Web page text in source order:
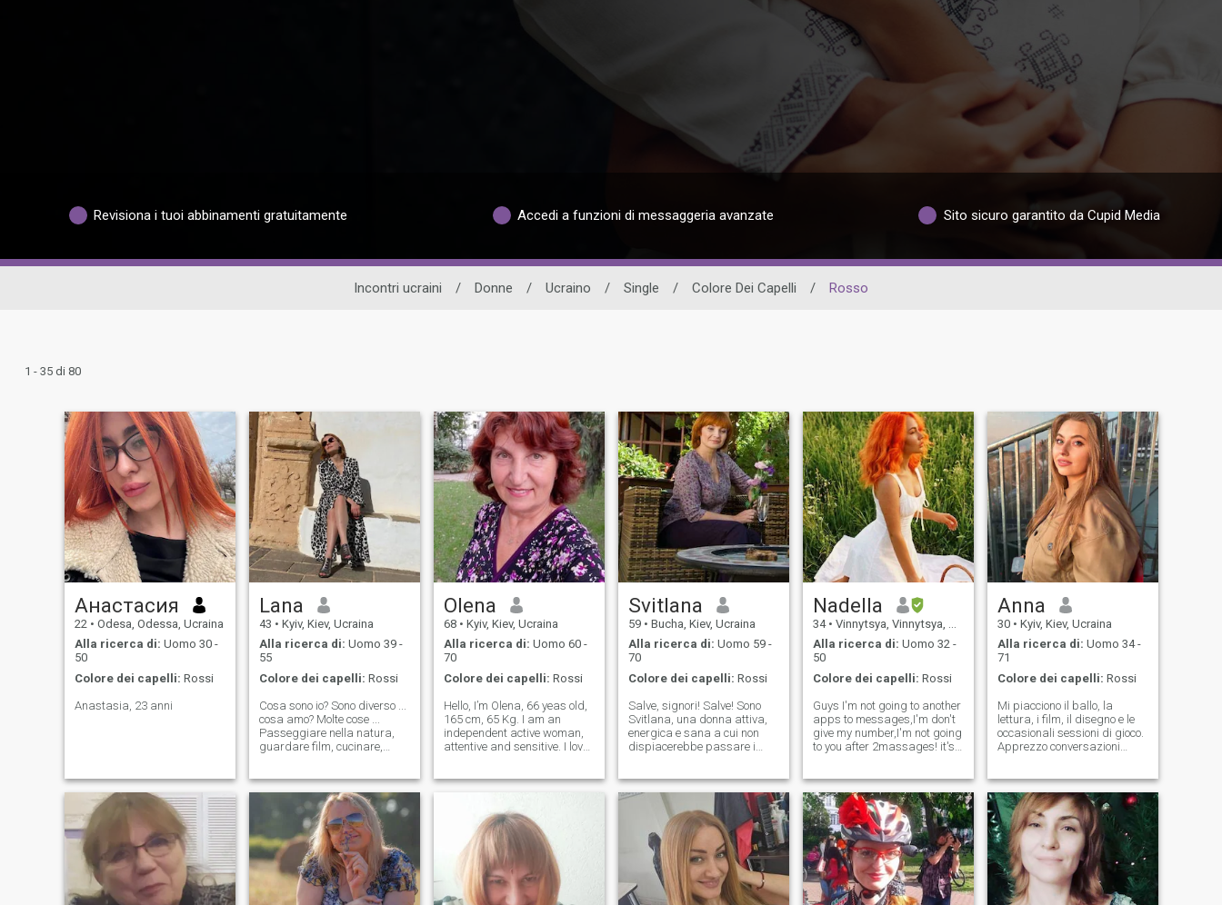
Revisiona i tuoi abbinamenti gratuitamente Accedi a funzioni di messaggeria avanzate Sito sicuro garantito da Cupid Media
Incontri ucraini / Donne / Ucraino / Single / Colore Dei Capelli / Rosso
1 - 35 di 80
Анастасия
22 • Odesa, Odessa, Ucraina
Alla ricerca di: Uomo 30 -
50
Colore dei capelli: Rossi
Anastasia, 23 anni
Lana
43 • Kyiv, Kiev, Ucraina
Alla ricerca di: Uomo 39 -
55
Colore dei capelli: Rossi
Cosa sono io? Sono diverso ...
cosa amo? Molte cose ...
Passeggiare nella natura,
guardare film, cucinare,
speciale. Posso godere di
cose semplici e questo è
importante. Dovremmo
ringraziare l'universo per
ogni giorno in cui viviamo e
non lamentarci della vita per
niente. La vita è davvero
molto breve, quindi amate
coloro che sono vicini ed
Olena
68 • Kyiv, Kiev, Ucraina
Alla ricerca di: Uomo 60 -
70
Colore dei capelli: Rossi
Hello, I’m Olena, 66 yeas old,
165 cm, 65 Kg. I am an
independent active woman,
attentive and sensitive. I love
and nature, being on the
fitness, listening to nice
Svitlana
59 • Bucha, Kiev, Ucraina
Alla ricerca di: Uomo 59 -
70
Colore dei capelli: Rossi
Salve, signori! Salve! Sono
Svitlana, una donna attiva,
energica e sana a cui non
dispiacerebbe passare i
anni. Sono di Hostomel,
attualmente vivo in Slovenia.
Sono una persona tranquilla,
calma, con i piedi per terra,
allegra, ottimista, ben
istruita. Il mio bicchiere è
mezzo pieno. Un po'
all'antica. - Potrebbe essere
un vero amico. Freelancer:
Nadella
34 • Vinnytsya, Vinnytsya, Ucraina
Alla ricerca di: Uomo 32 -
50
Colore dei capelli: Rossi
Guys I'm not going to another
apps to messages,I'm don't
give my number,I'm not going
to you after 2massages! it's
COUNTRY WAS WAR. I'M
UKRAINIAN. I'M stay in
Ukraine. If you are writing to
suggest leav
Anna
30 • Kyiv, Kiev, Ucraina
Alla ricerca di: Uomo 34 -
71
Colore dei capelli: Rossi
Mi piacciono il ballo, la
lettura, i film, il disegno e le
occasionali sessioni di gioco.
Apprezzo conversazioni
sono genuine. Sono
attualmente interessato alla
psicologia e spero di
studiarla in futuro. Nel mio
tempo libero, di solito mi
trovate con un buon libro, a
una lezione di danza, o a
passare del tempo con gli
amici.